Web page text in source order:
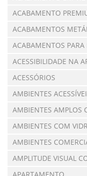
ACABAMENTO
ACABAMENTOS
ACABAMENTOS PARA
ACESSIBILIDADE NA
ACESSÓRIOS
AMBIENTES
AMBIENTES AMPLOS
AMBIENTES COM
AMBIENTES
AMPLITUDE VISUAL